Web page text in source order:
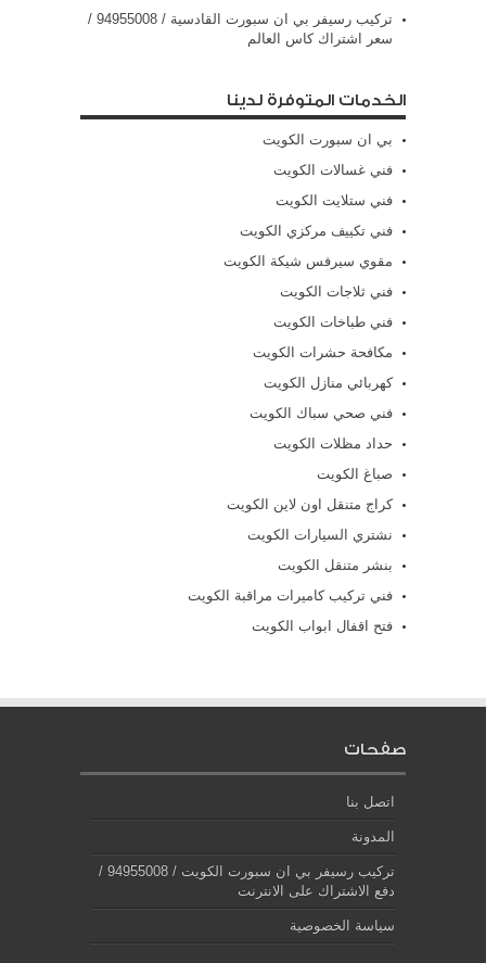
تركيب رسيفر بي ان سبورت القادسية / 94955008 /
سعر اشتراك كاس العالم
الخدمات المتوفرة لدينا
بي ان سبورت الكويت
فني غسالات الكويت
فني ستلايت الكويت
فني تكييف مركزي الكويت
مقوي سيرفس شيكة الكويت
فني ثلاجات الكويت
فني طباخات الكويت
مكافحة حشرات الكويت
كهربائي منازل الكويت
فني صحي سباك الكويت
حداد مظلات الكويت
صباغ الكويت
كراج متنقل اون لاين الكويت
نشتري السيارات الكويت
بنشر متنقل الكويت
فني تركيب كاميرات مراقبة الكويت
فتح اقفال ابواب الكويت
صفحات
اتصل بنا
المدونة
تركيب رسيفر بي ان سبورت الكويت / 94955008 /
دفع الاشتراك على الانترنت
سياسة الخصوصية